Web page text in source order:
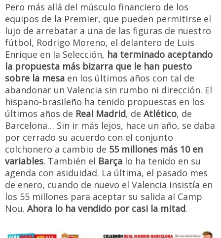
Pero más allá del músculo financiero de los
equipos de la Premier, que pueden permitirse el
lujo de arrebatar a una de las figuras de nuestro
fútbol, Rodrigo Moreno, el delantero de Luis
Enrique en la Selección, ha terminado aceptando
la propuesta más bizarra que le han puesto
sobre la mesa en los últimos años con tal de
abandonar un Valencia sin rumbo ni dirección. El
hispano-brasileño ha tenido propuestas en los
últimos años de Real Madrid, de Atlético, de
Barcelona… Sin ir más lejos, hace un año, se daba
por cerrado su acuerdo con el conjunto
colchonero a cambio de 55 millones más 10 en
variables. También el Barça lo ha tenido en su
agenda con asiduidad. La última, el pasado mes
de enero, cuando de nuevo el Valencia insistía en
los 55 millones para aceptar su salida al Camp
Nou. Ahora lo ha vendido por casi la mitad.